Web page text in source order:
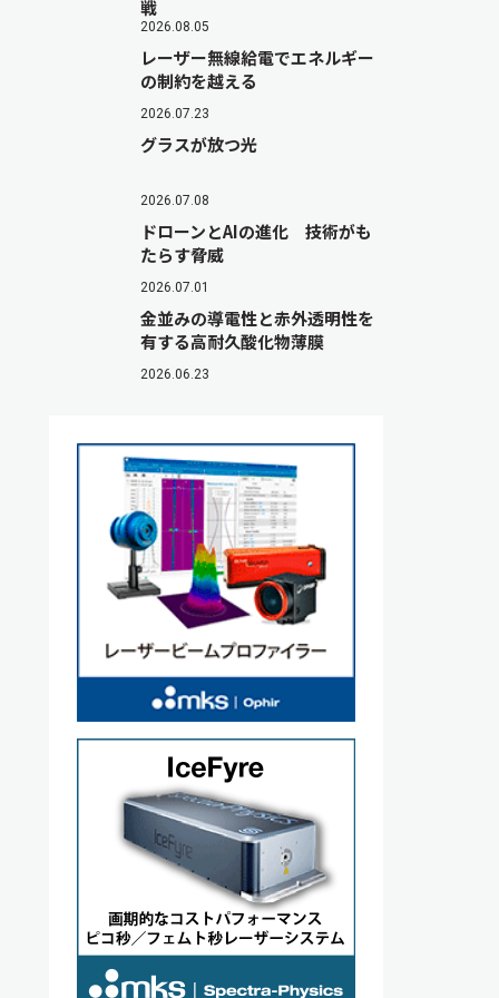
戦
2026.08.05
レーザー無線給電でエネルギー
の制約を越える
2026.07.23
グラスが放つ光
2026.07.08
ドローンとAIの進化 技術がも
たらす脅威
2026.07.01
金並みの導電性と赤外透明性を
有する高耐久酸化物薄膜
2026.06.23